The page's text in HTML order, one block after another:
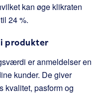
kan øge klikraten
24 %.
produkter
er anmeldelser en
kunder. De giver
kvalitet, pasform og